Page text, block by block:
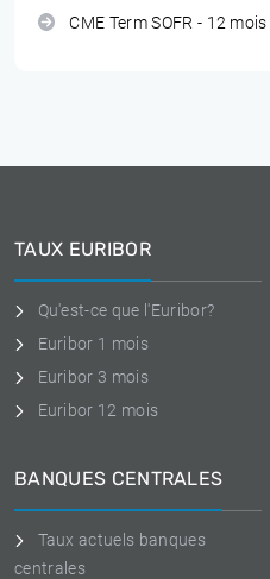
CME Term SOFR - 12 mois
TAUX EURIBOR
Qu'est-ce que l'Euribor?
Euribor 1 mois
Euribor 3 mois
Euribor 12 mois
BANQUES CENTRALES
Taux actuels banques
centrales